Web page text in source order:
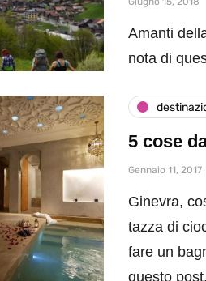
Amanti
nota di
5 cose
Gennaio 11, 2017
Ginevra,
tazza di
fare un
questo post.